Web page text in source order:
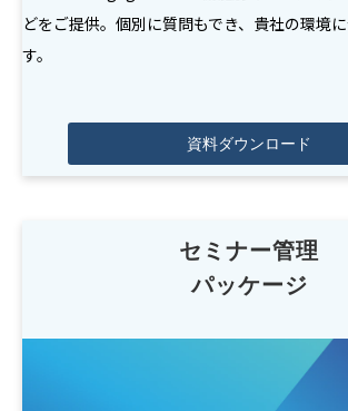
どをご提供。個別に質問もでき、貴社の環境
す。
資料ダウンロード
セミナー管理
パッケージ